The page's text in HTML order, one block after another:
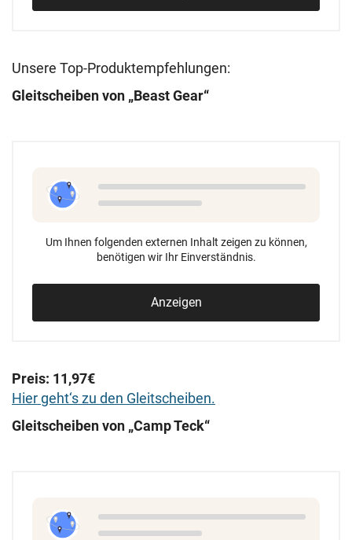
Unsere Top-Produktempfehlungen:
Gleitscheiben von „Beast Gear“
Um Ihnen folgenden externen Inhalt zeigen zu können,
benötigen wir Ihr Einverständnis.
Anzeigen
Preis: 11,97€
Hier geht‘s zu den Gleitscheiben.
Gleitscheiben von „Camp Teck“